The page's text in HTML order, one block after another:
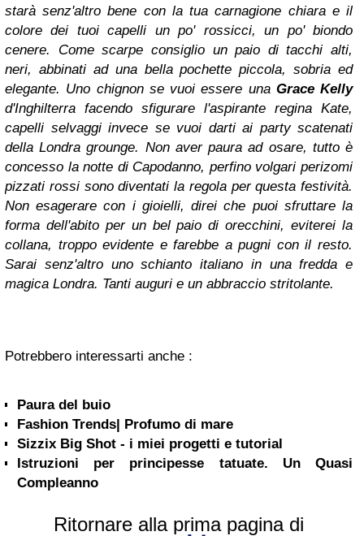
starà senz'altro bene con la tua carnagione chiara e il
colore dei tuoi capelli un po' rossicci, un po' biondo
cenere. Come scarpe consiglio un paio di tacchi alti,
neri, abbinati ad una bella pochette piccola, sobria ed
elegante. Uno chignon se vuoi essere una Grace Kelly
d'Inghilterra facendo sfigurare l'aspirante regina Kate,
capelli selvaggi invece se vuoi darti ai party scatenati
della Londra grounge. Non aver paura ad osare, tutto è
concesso la notte di Capodanno, perfino volgari perizomi
pizzati rossi sono diventati la regola per questa festività.
Non esagerare con i gioielli, direi che puoi sfruttare la
forma dell'abito per un bel paio di orecchini, eviterei la
collana, troppo evidente e farebbe a pugni con il resto.
Sarai senz'altro uno schianto italiano in una fredda e
magica Londra. Tanti auguri e un abbraccio stritolante.
Potrebbero interessarti anche :
Paura del buio
Fashion Trends| Profumo di mare
Sizzix Big Shot - i miei progetti e tutorial
Istruzioni per principesse tatuate. Un Quasi
Compleanno
Ritornare alla prima pagina di